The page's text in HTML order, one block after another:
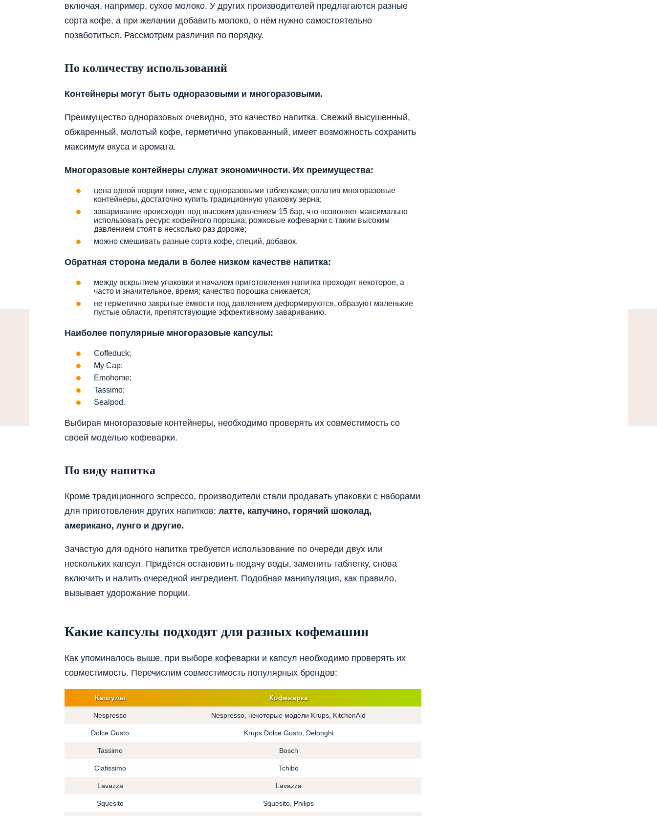
включая, например, сухое молоко. У других производителей предлагаются разные
сорта кофе, а при желании добавить молоко, о нём нужно самостоятельно
позаботиться. Рассмотрим различия по порядку.
По количеству использований
Контейнеры могут быть одноразовыми и многоразовыми.
Преимущество одноразовых очевидно, это качество напитка. Свежий высушенный,
обжаренный, молотый кофе, герметично упакованный, имеет возможность сохранить
максимум вкуса и аромата.
Многоразовые контейнеры служат экономичности. Их преимущества:
цена одной порции ниже, чем с одноразовыми таблетками; оплатив многоразовые
контейнеры, достаточно купить традиционную упаковку зерна;
заваривание происходит под высоким давлением 15 бар, что позволяет максимально
использовать ресурс кофейного порошка; рожковые кофеварки с таким высоким
давлением стоят в несколько раз дороже;
можно смешивать разные сорта кофе, специй, добавок.
Обратная сторона медали в более низком качестве напитка:
между вскрытием упаковки и началом приготовления напитка проходит некоторое, а
часто и значительное, время; качество порошка снижается;
не герметично закрытые ёмкости под давлением деформируются, образуют маленькие
пустые области, препятствующие эффективному завариванию.
Наиболее популярные многоразовые капсулы:
Coffeduck;
My Cap;
Emohome;
Tassimo;
Sealpod.
Выбирая многоразовые контейнеры, необходимо проверять их совместимость со
своей моделью кофеварки.
По виду напитка
Кроме традиционного эспрессо, производители стали продавать упаковки с наборами
для приготовления других напитков: латте, капучино, горячий шоколад,
американо, лунго и другие.
Зачастую для одного напитка требуется использование по очереди двух или
нескольких капсул. Придётся остановить подачу воды, заменить таблетку, снова
включить и налить очередной ингредиент. Подобная манипуляция, как правило,
вызывает удорожание порции.
Какие капсулы подходят для разных кофемашин
Как упоминалось выше, при выборе кофеварки и капсул необходимо проверять их
совместимость. Перечислим совместимость популярных брендов:
Капсулы Кофеварка
Nespresso Nespresso, некоторые модели Krups, KitchenAid
Dolce Gusto Krups Dolce Gusto, Delonghi
Tassimo Bosch
Clafissimo Tchibo
Lavazza Lavazza
Squesito Squesito, Philips